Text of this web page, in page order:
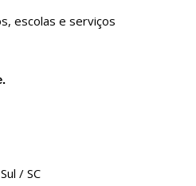
escolas e serviços
/ SC